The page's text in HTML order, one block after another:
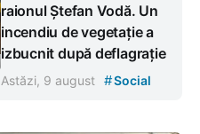
raionul Ștefan Vodă. Un
incendiu de vegetație a
izbucnit după deflagrație
Astăzi, 9 august #Social